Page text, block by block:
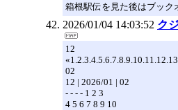
箱根駅伝を見た後はブック
2026/01/04 14:03:52 ク
12
02
12 | 2026/01 | 02
- - - - 1 2 3
4 5 6 7 8 9 10